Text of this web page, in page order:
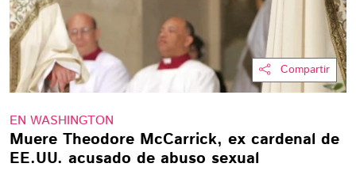
Compartir
EN WASHINGTON
Muere Theodore McCarrick, ex cardenal de
EE.UU. acusado de abuso sexual